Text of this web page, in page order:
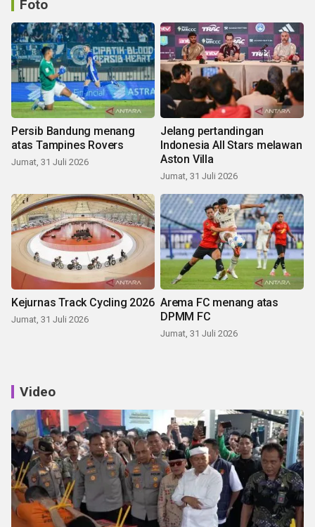
Foto
Persib Bandung menang
atas Tampines Rovers
Jumat, 31 Juli 2026
Jelang pertandingan
Indonesia All Stars melawan
Aston Villa
Jumat, 31 Juli 2026
Kejurnas Track Cycling 2026
Jumat, 31 Juli 2026
Arema FC menang atas
DPMM FC
Jumat, 31 Juli 2026
Video